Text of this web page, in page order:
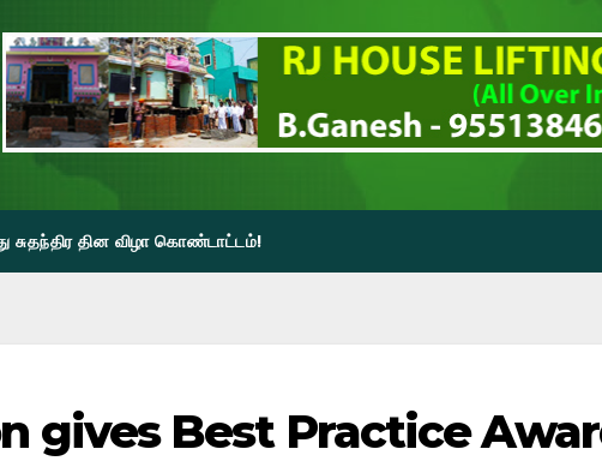
சுதந்திர தின விழா கொண்டாட்டம்!
gives Best Practice